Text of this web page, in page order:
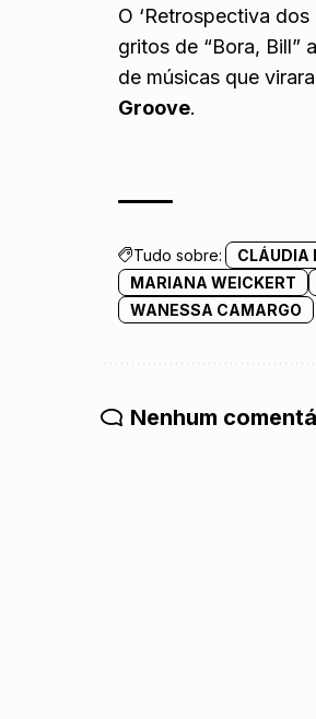
O ‘Retrospectiva
gritos de “Bora, Bill”
de músicas que
Groove.
Tudo sobre: CLÁUDIA
MARIANA WEICKERT
WANESSA CAMARGO
Nenhum